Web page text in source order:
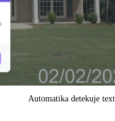
Automatika detekuje